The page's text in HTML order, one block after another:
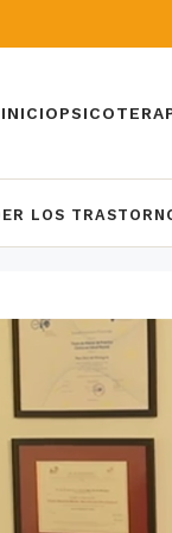
INICIO
LOS